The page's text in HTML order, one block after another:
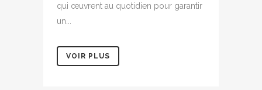
qui œuvrent au quotidien pour garantir
un...
VOIR PLUS